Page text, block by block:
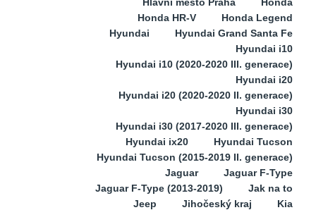
Honda HR-V
Honda Legend
Hyundai
Hyundai Grand Santa Fe
Hyundai i10
Hyundai i10 (2020-2020 III. generace)
Hyundai i20
Hyundai i20 (2020-2020 II. generace)
Hyundai i30
Hyundai i30 (2017-2020 III. generace)
Hyundai ix20
Hyundai Tucson
Hyundai Tucson (2015-2019 II. generace)
Jaguar
Jaguar F-Type
Jaguar F-Type (2013-2019)
Jak na to
Jeep
Jihočeský kraj
Kia